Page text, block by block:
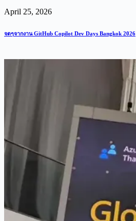
April 25, 2026
จดๆจากงาน GitHub Copilot Dev Days Bangkok 2026